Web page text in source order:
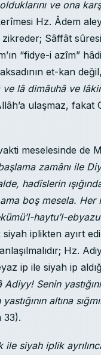
ve ona karşı
Hz. Âdem
Sâffât
“fidye-i azîm”
et-kan
ve lâ dimâuhâ ve
ulaşmaz, fakat
meselesinde de
zamânı ile
hadîslerin
boş mesela. Her
haytu’l-
iplikten ayırt
Hz.
ip ile siyah ip
Adiyy! Senin
altına
33).
ile siyah iplik